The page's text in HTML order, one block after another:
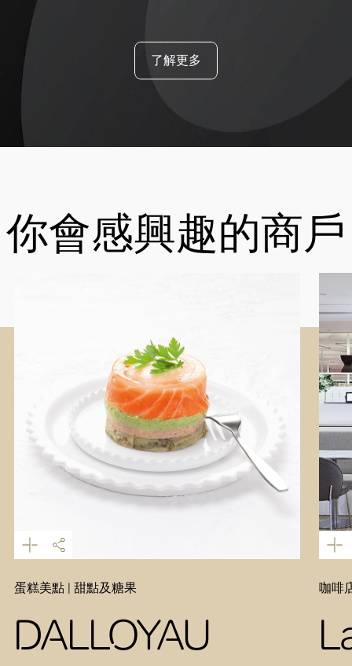
了解更多
你會感興趣的商戶
蛋糕美點 | 甜點及糖果
DALLOYAU
咖啡